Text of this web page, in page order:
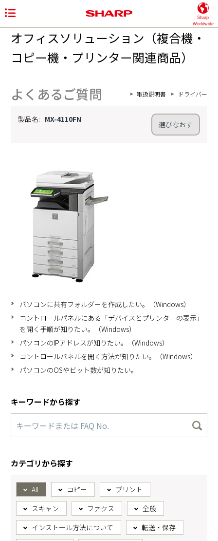
Sharp
Worldwide
オフィスソリューション（複合機・
コピー機・プリンター関連商品）
よくあるご質問 取扱説明書 ドライバー
製品名: MX-4110FN
選びなおす
パソコンに共有フォルダーを作成したい。（Windows）
コントロールパネルにある「デバイスとプリンターの表示」
を開く手順が知りたい。（Windows）
パソコンのIPアドレスが知りたい。（Windows）
コントロールパネルを開く方法が知りたい。（Windows）
パソコンのOSやビット数が知りたい。
キーワードから探す
カテゴリから探す
All コピー
プリント
スキャン
ファクス
全般
インストール方法について
転送・保存